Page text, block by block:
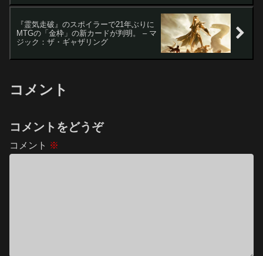
『霊気走破』のスポイラーで21年ぶりに
MTGの「金枠」の新カードが判明。 – マ
ジック：ザ・ギャザリング
コメント
コメントをどうぞ
コメント ※